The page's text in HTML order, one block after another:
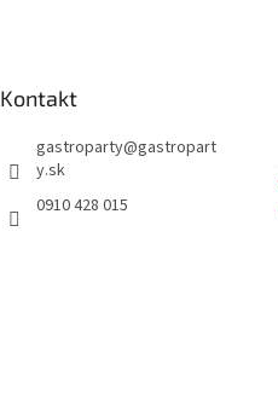
Kontakt
gastroparty@gastropart
y.sk
0910 428 015